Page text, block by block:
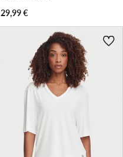
29,99€